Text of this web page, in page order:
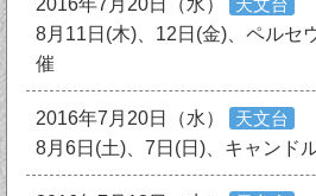
8月11日(木)、12日(金)、ペルセ
催
2016年7月20日（水）
天文台
8月6日(土)、7日(日)、キャンド